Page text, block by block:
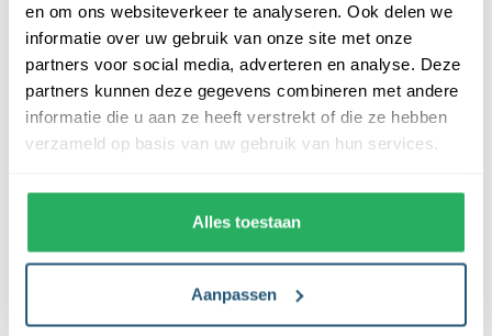
en om ons websiteverkeer te analyseren. Ook delen we
informatie over uw gebruik van onze site met onze
partners voor social media, adverteren en analyse. Deze
partners kunnen deze gegevens combineren met andere
informatie die u aan ze heeft verstrekt of die ze hebben
verzameld op basis van uw gebruik van hun services.
Alles toestaan
Aanpassen
Documentatie Reviews
Beschrijving
Deze sterke polyester vlaggenmasten met 15 jr. breukgarantie
14001 hiermee zijn dit hoogste kwaliteit vlaggenmasten die er te
verkrijgen zijn. De mast heeft een conisch verloop van 115mm
Meest gekozen vlaggenmast